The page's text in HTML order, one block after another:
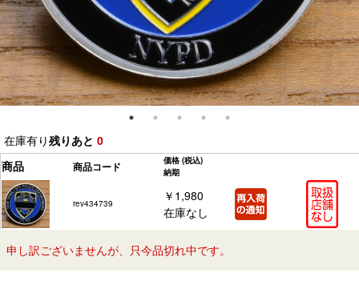
在庫有り残りあと 0
商品
商品コード 価格 (税込)
納期
rev434739
￥1,980
在庫なし
申し訳ございませんが、只今品切れ中です。